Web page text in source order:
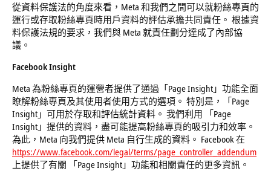
從資料保護法的角度來看，Meta 和我們之間可以就粉絲專頁的
運行或存取粉絲專頁時用戶資料的評估承擔共同責任。 根據資
料保護法規的要求，我們與 Meta 就責任劃分達成了內部協
議。
Facebook Insight
Meta 為粉絲專頁的運營者提供了通過「Page Insight」功能全面
瞭解粉絲專頁及其使用者使用方式的選項。 特別是，「Page
Insight」可用於存取和評估統計資料。 我們利用 「Page
Insight」提供的資料，盡可能提高粉絲專頁的吸引力和效率。
為此，Meta 向我們提供 Meta 自行生成的資料。 Facebook 在
https://www.facebook.com/legal/terms/page_controller_addendum
上提供了有關 「Page Insight」功能和相關責任的更多資訊。